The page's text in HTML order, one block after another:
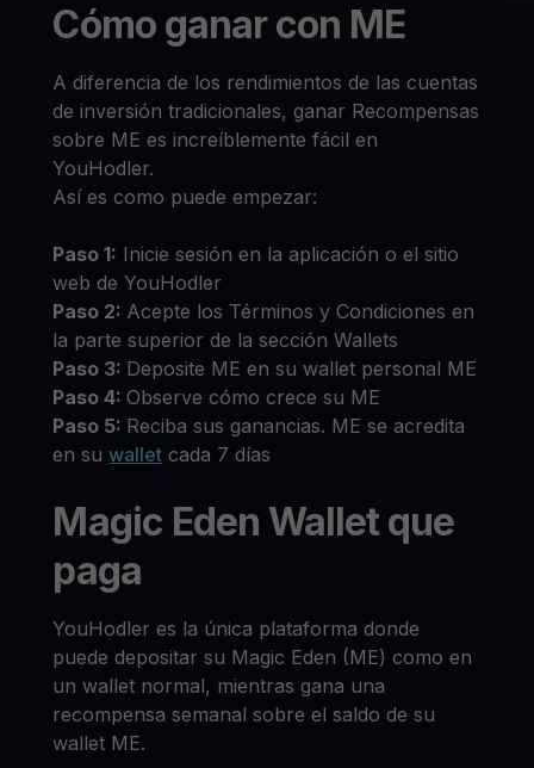
Cómo ganar con ME
A diferencia de los rendimientos de las cuentas
de inversión tradicionales, ganar Recompensas
sobre ME es increíblemente fácil en
YouHodler.
Así es como puede empezar:
Paso 1: Inicie sesión en la aplicación o el sitio
web de YouHodler
Paso 2: Acepte los Términos y Condiciones en
la parte superior de la sección Wallets
Paso 3: Deposite ME en su wallet personal ME
Paso 4:Observe cómo crece su ME
Paso 5: Reciba sus ganancias. ME se acredita
en suwallet cada 7 días
Magic Eden Wallet que
paga
YouHodler es la única plataforma donde
puede depositar su Magic Eden (ME) como en
un wallet normal, mientras gana una
recompensa semanal sobre el saldo de su
wallet ME.